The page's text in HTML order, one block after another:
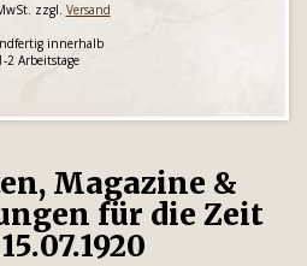
zzgl. Versand
innerhalb
2 Arbeitstage
Magazine &
für die Zeit